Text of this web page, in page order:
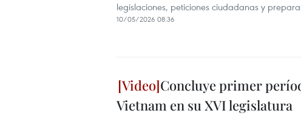
legislaciones, peticiones ciudadanas y
10/05/2026 08:36
Concluye primer
Vietnam en su XVI legislatura